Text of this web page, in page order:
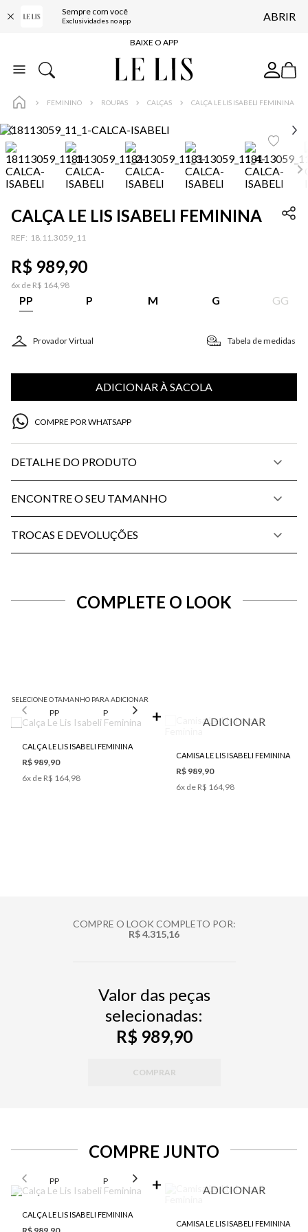
Sempre com você
Exclusividades no app ABRIR
FRETE GRÁTIS*
BAIXE O APP
10% OFF NA PRIMEIRA COMPRA*
FRETE GRÁTIS*
BAIXE O APP
10% OFF NA PRIMEIRA COMPRA*
FEMININO ROUPAS CALÇAS CALÇA LE LIS ISABELI FEMININA
CALÇA LE LIS ISABELI FEMININA
: 18.11.3059_11
R$ 989,90
6x de R$ 164,98
PP P M G GG
Provador Virtual Tabela de medidas
ADICIONAR À SACOLA
COMPRE POR WHATSAPP
DETALHE DO PRODUTO
ENCONTRE O SEU TAMANHO
TROCAS E DEVOLUÇÕES
COMPLETE O LOOK
SELECIONE O TAMANHO PARA ADICIONAR
PP P M
CALÇA LE LIS ISABELI FEMININA
R$ 989,90
6x de R$ 164,98
ADICIONAR
CAMISA LE LIS ISABELI FEMININA
R$ 989,90
6x de R$ 164,98
COMPRE O LOOK COMPLETO POR:
R$ 4.315,16
Valor das peças
selecionadas:
R$ 989,90
COMPRAR
COMPRE JUNTO
PP P M
CALÇA LE LIS ISABELI FEMININA
ADICIONAR
CAMISA LE LIS ISABELI FEMININA